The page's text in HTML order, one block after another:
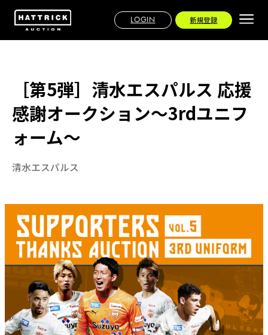
LOGIN 新規登録
［第5弾］清水エスパルス 応援
感謝オークション～3rdユニフ
ォーム～
清水エスパルス